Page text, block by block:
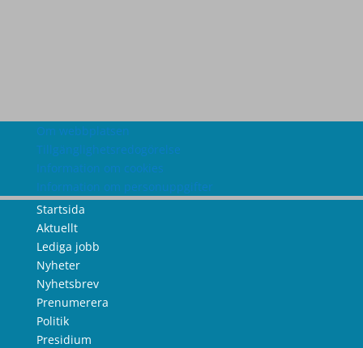
Om webbplatsen
Tillgänglighetsredogörelse
Information om cookies
Information om personuppgifter
Startsida
Aktuellt
Lediga jobb
Nyheter
Nyhetsbrev
Prenumerera
Politik
Presidium